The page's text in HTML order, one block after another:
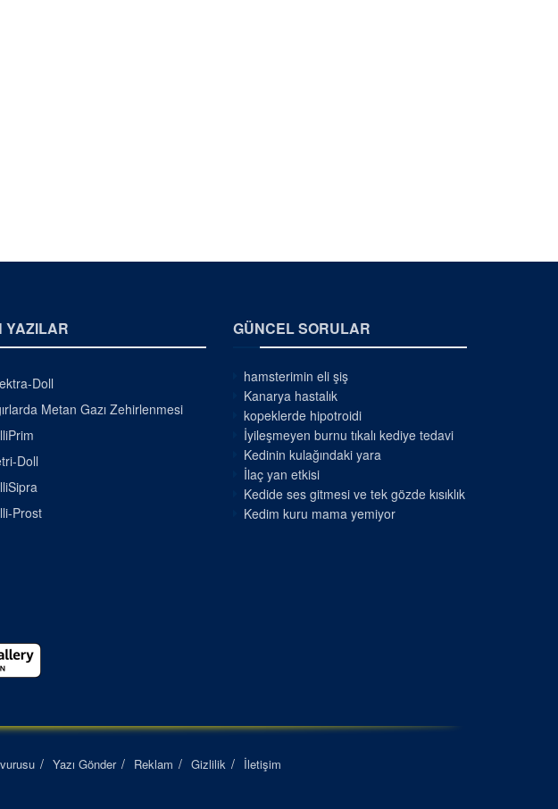
YAZILAR
Doll
Metan Gazı Zehirlenmesi
Doll
Prost
GÜNCEL SORULAR
hamsterimin eli şiş
Kanarya hastalık
kopeklerde hipotroidi
İyileşmeyen burnu tıkalı kediye tedavi
Kedinin kulağındaki yara
İlaç yan etkisi
Kedide ses gitmesi ve tek gözde kısıklık
Kedim kuru mama yemiyor
Yazı Gönder Reklam Gizlilik İletişim